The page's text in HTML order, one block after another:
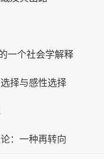
一个社会学解释
择与感性选择
：一种再转向